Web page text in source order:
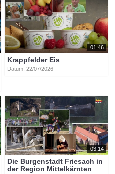
01:46
Krappfelder Eis
Datum: 22/07/2026
03:14
Die Burgenstadt Friesach in
der Region Mittelkärnten